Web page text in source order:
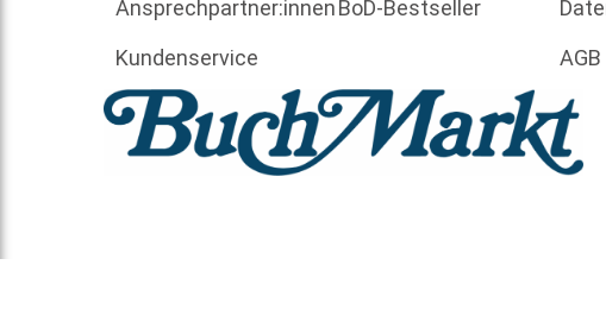
Ansprechpartner:innen
Kundenservice
BoD-Bestseller
AGB